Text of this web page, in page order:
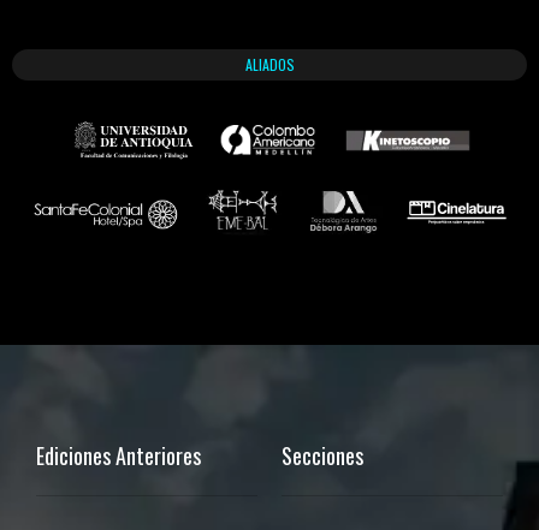
ALIADOS
Ediciones Anteriores Secciones